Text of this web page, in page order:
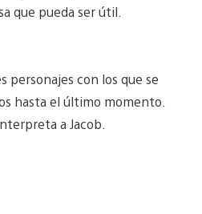
que pueda ser útil.
personajes con los que se
hasta el último momento.
a Jacob.